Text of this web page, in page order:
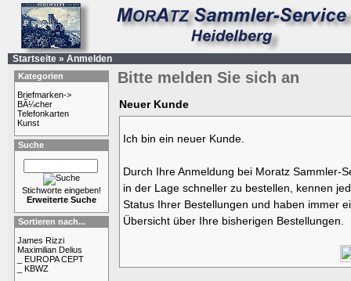
Startseite » Anmelden
Kategorien
Briefmarken->
BÃ¼cher
Telefonkarten
Kunst
Suche
Stichworte eingeben!
Erweiterte Suche
Sortieren nach...
James Rizzi
Maximilian Delius
_ EUROPA CEPT
_ KBWZ
Bitte melden Sie sich an
Neuer Kunde
Ich bin ein neuer Kunde.
Durch Ihre Anmeldung bei Moratz Sammler-
in der Lage schneller zu bestellen, kennen
Status Ihrer Bestellungen und haben immer
Übersicht über Ihre bisherigen Bestellungen.